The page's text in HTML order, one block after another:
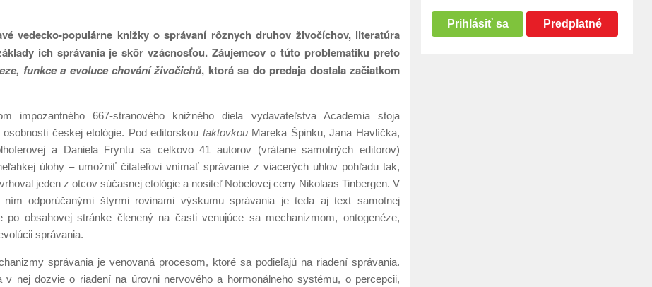
vedecko-populárne knižky o správaní rôznych druhov živočíchov, literatúra
ich správania je skôr vzácnosťou. Záujemcov o túto problematiku preto
funkce a evoluce chování živočichů, ktorá sa do predaja dostala začiatkom
impozantného 667-stranového knižného diela vydavateľstva Academia stoja
osobnosti českej etológie. Pod editorskou taktovkouMareka Špinku, Jana Havlíčka,
a Daniela Fryntu sa celkovo 41 autorov (vrátane samotných editorov)
úlohy – umožniť čitateľovi vnímať správanie z viacerých uhlov pohľadu tak,
jeden z otcov súčasnej etológie a nositeľ Nobelovej ceny Nikolaas Tinbergen. V
ním odporúčanými štyrmi rovinami výskumu správania je teda aj text samotnej
po obsahovej stránke členený na časti venujúce sa mechanizmom, ontogenéze,
správania.
správania je venovaná procesom, ktoré sa podieľajú na riadení správania.
v nej dozvie o riadení na úrovni nervového a hormonálneho systému, o percepcii,
Prihlásiť sa Predplatné